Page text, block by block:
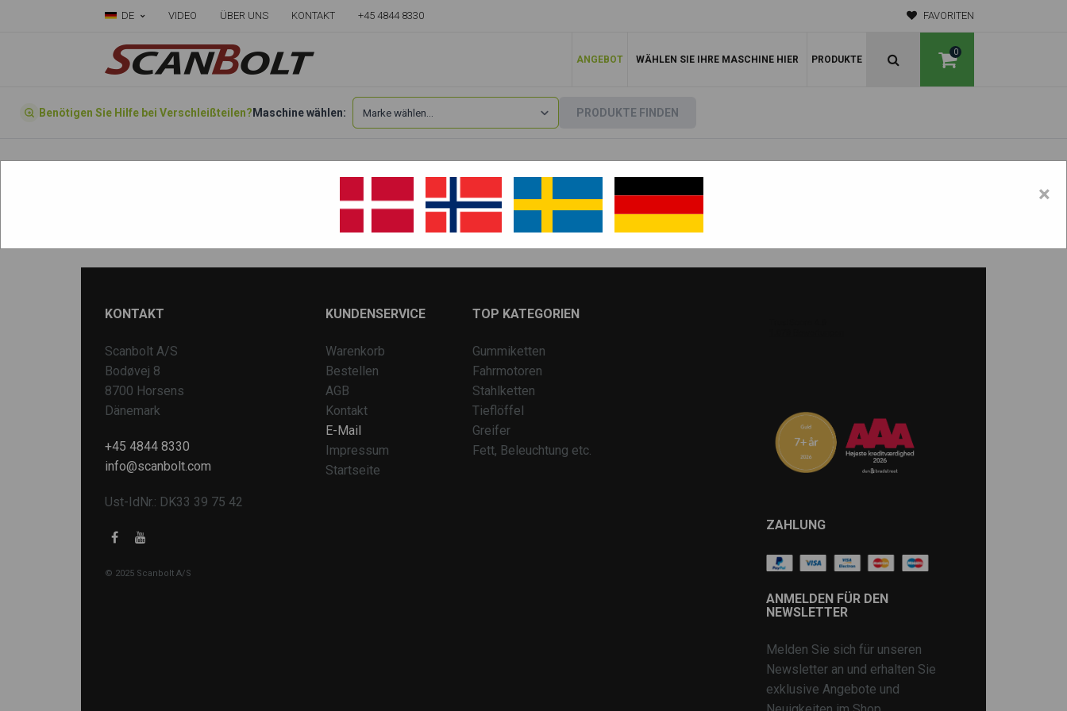
DE VIDEO ÜBER UNS KONTAKT +45 4844 8330 FAVORITEN
0
ANGEBOT WÄHLEN SIE IHRE MASCHINE HIER PRODUKTE
Benötigen Sie Hilfe bei Verschleißteilen? Maschine wählen: PRODUKTE FINDEN
DH200 LC
KONTAKT
Scanbolt A/S
Bodøvej 8
8700 Horsens
Dänemark
+45 4844 8330
info@scanbolt.com
Ust-IdNr.: DK33 39 75 42
© 2025 Scanbolt A/S
KUNDENSERVICE
Warenkorb
Bestellen
AGB
Kontakt
E-Mail
Impressum
Startseite
TOP KATEGORIEN
Gummiketten
Fahrmotoren
Stahlketten
Tieflöffel
Greifer
Fett, Beleuchtung etc.
ZAHLUNG
ANMELDEN FÜR DEN
NEWSLETTER
Melden Sie sich für unseren
Newsletter an und erhalten Sie
exklusive Angebote und
×